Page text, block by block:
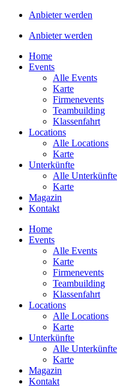
Anbieter werden
Anbieter werden
Home
Events
Alle Events
Karte
Firmenevents
Teambuilding
Klassenfahrt
Locations
Alle Locations
Karte
Unterkünfte
Alle Unterkünfte
Karte
Magazin
Kontakt
Home
Events
Alle Events
Karte
Firmenevents
Teambuilding
Klassenfahrt
Locations
Alle Locations
Karte
Unterkünfte
Alle Unterkünfte
Karte
Magazin
Kontakt